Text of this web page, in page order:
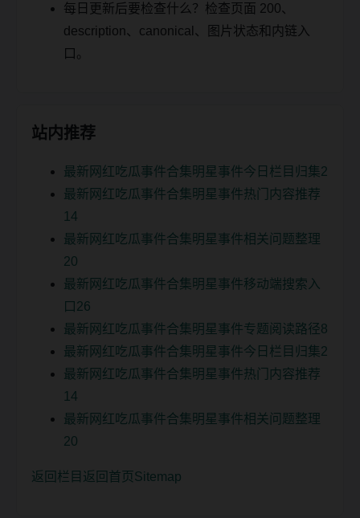
每日更新后要检查什么？检查页面 200、
description、canonical、图片状态和内链入
口。
站内推荐
最新网红吃瓜事件合集明星事件今日栏目归集2
最新网红吃瓜事件合集明星事件热门内容推荐
14
最新网红吃瓜事件合集明星事件相关问题整理
20
最新网红吃瓜事件合集明星事件移动端搜索入
口26
最新网红吃瓜事件合集明星事件专题阅读路径8
最新网红吃瓜事件合集明星事件今日栏目归集2
最新网红吃瓜事件合集明星事件热门内容推荐
14
最新网红吃瓜事件合集明星事件相关问题整理
20
返回栏目 返回首页 Sitemap